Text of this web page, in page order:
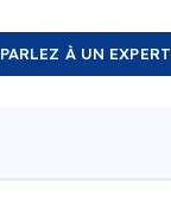
PARLEZ À UN EXPERT